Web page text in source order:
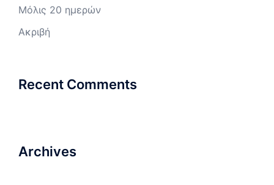
Μόλις 20 ημερών
Ακριβή
Recent Comments
Archives